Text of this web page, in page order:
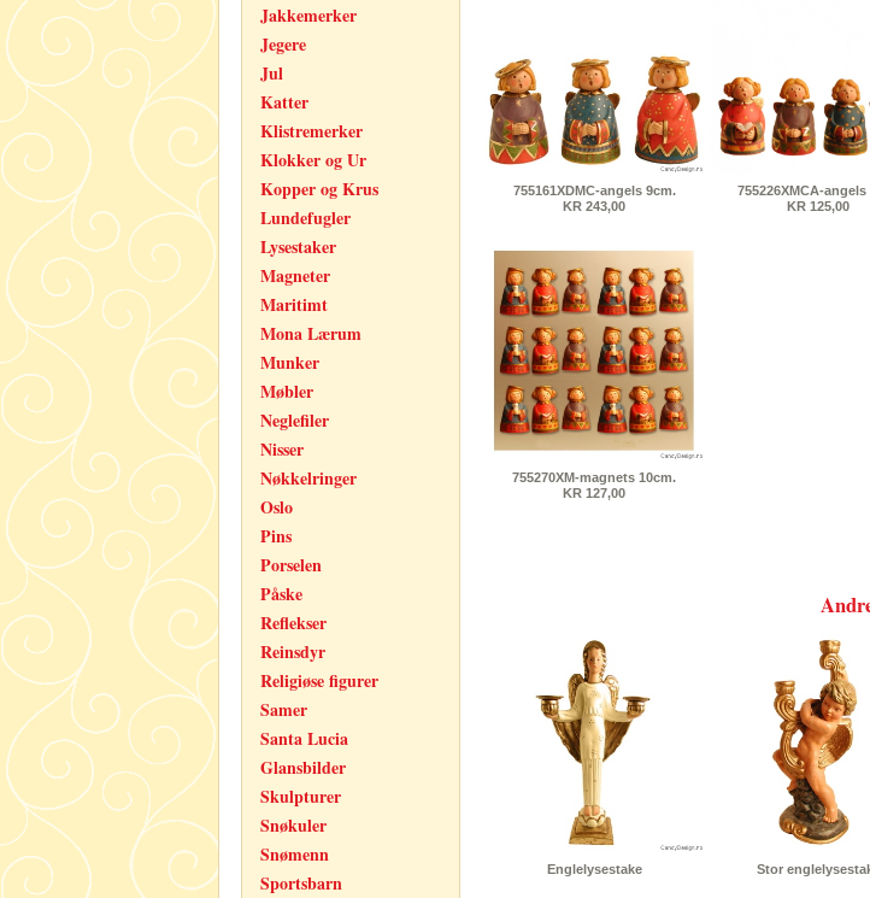
Jakkemerker
Jegere
Jul
Katter
Klistremerker
Klokker og Ur
Kopper og Krus
Lundefugler
Lysestaker
Magneter
Maritimt
Mona Lærum
Munker
Møbler
Neglefiler
Nisser
Nøkkelringer
Oslo
Pins
Porselen
Påske
Reflekser
Reinsdyr
Religiøse figurer
Samer
Santa Lucia
Glansbilder
Skulpturer
Snøkuler
Snømenn
Sportsbarn
755161XDMC-angels 9cm.
KR 243,00
755226XMCA-angels
KR 125,00
755270XM-magnets 10cm.
KR 127,00
Englelysestake Stor